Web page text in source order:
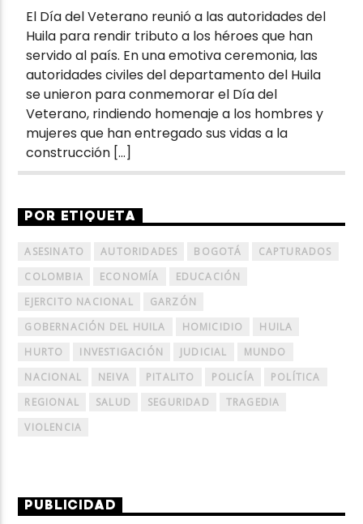
El Día del Veterano reunió a las autoridades del
Huila para rendir tributo a los héroes que han
servido al país. En una emotiva ceremonia, las
autoridades civiles del departamento del Huila
se unieron para conmemorar el Día del
Veterano, rindiendo homenaje a los hombres y
mujeres que han entregado sus vidas a la
construcción […]
POR ETIQUETA
ASESINATO AUTORIDADES BOGOTÁ
CAPTURADOS
COLOMBIA
ECONOMÍA
EDUCACIÓN
EJERCITO NACIONAL
GARZÓN
GOBERNACIÓN DEL HUILA
HOMICIDIO
HUILA
HURTO
INVESTIGACIÓN JUDICIAL
MUNDO
NACIONAL
NEIVA PITALITO POLICÍA
POLÍTICA
REGIONAL
SALUD SEGURIDAD
TRAGEDIA
VIOLENCIA
PUBLICIDAD